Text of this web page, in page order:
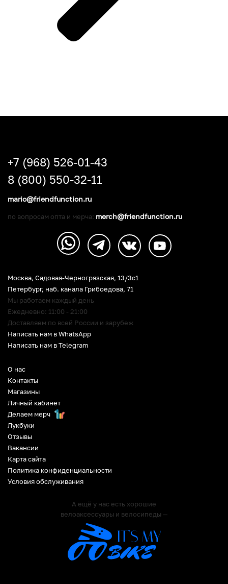
О нас
Контакты
Магазины
Личный кабинет
Делаем мерч
Лукбуки
Отзывы
Вакансии
Карта сайта
Политика конфиденциальности
Условия обслуживания
А ещё у нас есть хорошие
велоаксессуары и велосипеды —
Москва, Садовая-Черногрязская, 13/3c1
Петербург, наб. канала Грибоедова, 71
Мы работаем каждый день
Ежедневно: 11:00 - 21:00
Доставляем по всей России и зарубеж
Написать нам в WhatsApp
Написать нам в Telegram
+7 (968) 526-01-43
8 (800) 550-32-11
mario@friendfunction.ru
по вопросам опта и мерча: merch@friendfunction.ru